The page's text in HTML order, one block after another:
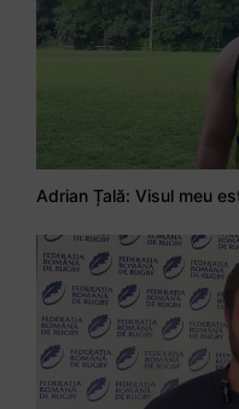
Adrian Țală: Visul meu